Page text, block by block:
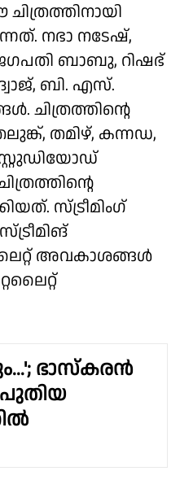
നഭാ നടേഷ്,
ബാബു, റിഷഭ്
ബി. എസ്.
ചിത്രത്തിൻ്റെ
തമിഴ്, കന്നഡ,
സ്ട്രീമിംഗ്
അവകാശങ്ങൾ
ഭാസ്കരൻ
പുതിയ